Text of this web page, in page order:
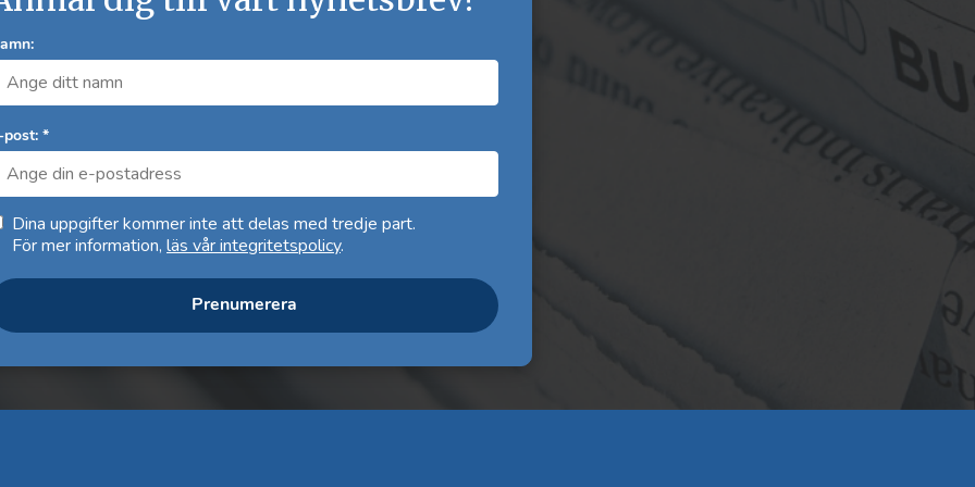
post: *
Dina uppgifter kommer inte att delas med tredje part.
För mer information, läs vår integritetspolicy.
Prenumerera